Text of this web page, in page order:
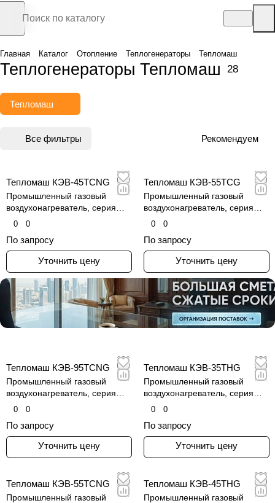
Главная Каталог Отопление Теплогенераторы Тепломаш
Теплогенераторы Тепломаш 28
Тепломаш
Все фильтры Рекомендуем
Тепломаш КЭВ-45TCNG
Промышленный газовый
воздухонагреватель, серия
КЭВ-TCNG
0 0
По запросу
Уточнить цену
Тепломаш КЭВ-55TCG
Промышленный газовый
воздухонагреватель, серия
КЭВ-TCG
0 0
По запросу
Уточнить цену
Тепломаш КЭВ-95TCNG
Промышленный газовый
воздухонагреватель, серия
КЭВ-TCNG
0 0
По запросу
Уточнить цену
Тепломаш КЭВ-35THG
Промышленный газовый
воздухонагреватель, серия
КЭВ-THG
0 0
По запросу
Уточнить цену
Тепломаш КЭВ-55TCNG
Промышленный газовый
Тепломаш КЭВ-45THG
Промышленный газовый